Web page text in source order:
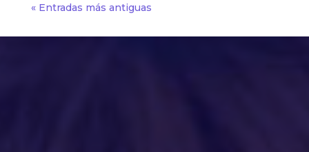
« Entradas más antiguas